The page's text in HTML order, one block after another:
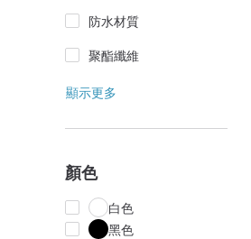
防水材質
聚酯纖維
顯示更多
顏色
白色
黑色